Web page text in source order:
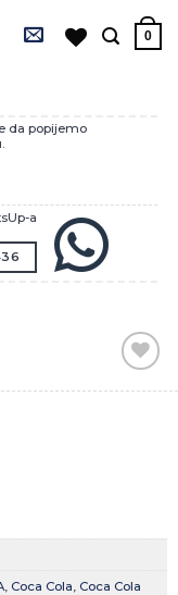
0
da popijemo
a
Zaprati
Coca Cola Coca Cola